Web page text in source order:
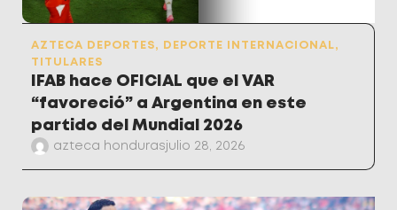
AZTECA DEPORTES, DEPORTE INTERNACIONAL,
TITULARES
IFAB hace OFICIAL que el VAR
“favoreció” a Argentina en este
partido del Mundial 2026
azteca hondurasjulio 28, 2026